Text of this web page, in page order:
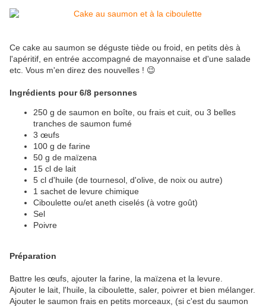
Ce cake au saumon se déguste tiède ou froid, en petits dès à
l'apéritif, en entrée accompagné de mayonnaise et d'une salade
etc. Vous m'en direz des nouvelles ! 😉
Ingrédients pour 6/8 personnes
250 g de saumon en boîte, ou frais et cuit, ou 3 belles
tranches de saumon fumé
3 œufs
100 g de farine
50 g de maïzena
15 cl de lait
5 cl d'huile (de tournesol, d'olive, de noix ou autre)
1 sachet de levure chimique
Ciboulette ou/et aneth ciselés (à votre goût)
Sel
Poivre
Préparation
Battre les œufs, ajouter la farine, la maïzena et la levure.
Ajouter le lait, l'huile, la ciboulette, saler, poivrer et bien mélanger.
Ajouter le saumon frais en petits morceaux, (si c'est du saumon